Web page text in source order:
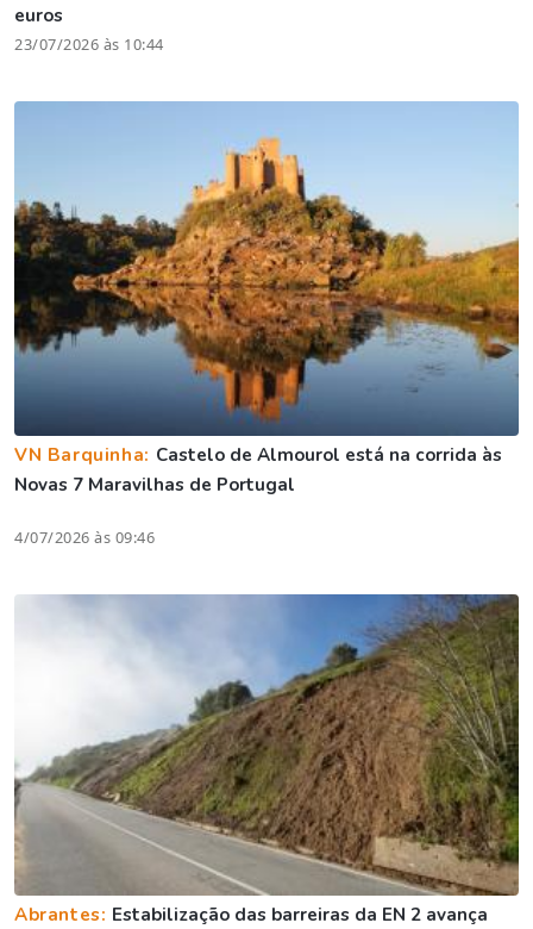
euros
23/07/2026 às 10:44
VN Barquinha: Castelo de Almourol está na corrida às
Novas 7 Maravilhas de Portugal
4/07/2026 às 09:46
Abrantes: Estabilização das barreiras da EN 2 avança